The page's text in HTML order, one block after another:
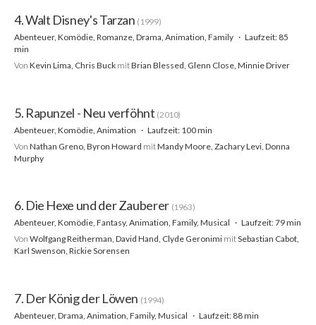
4. Walt Disney's Tarzan (1999)
Abenteuer, Komödie, Romanze, Drama, Animation, Family
Laufzeit: 85
min
Von Kevin Lima, Chris Buck mitBrian Blessed, Glenn Close, Minnie Driver
5. Rapunzel - Neu verföhnt (2010)
Abenteuer, Komödie, Animation
Laufzeit: 100 min
Von Nathan Greno, Byron Howard mitMandy Moore, Zachary Levi, Donna
Murphy
6. Die Hexe und der Zauberer (1963)
Abenteuer, Komödie, Fantasy, Animation, Family, Musical
Laufzeit: 79 min
Von Wolfgang Reitherman, David Hand, Clyde Geronimi mitSebastian Cabot,
Karl Swenson, Rickie Sorensen
7. Der König der Löwen (1994)
Abenteuer, Drama, Animation, Family, Musical
Laufzeit: 88 min